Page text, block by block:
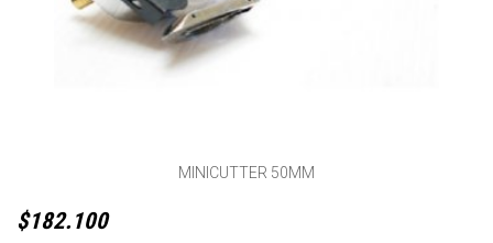
MINICUTTER 50MM
$182.100